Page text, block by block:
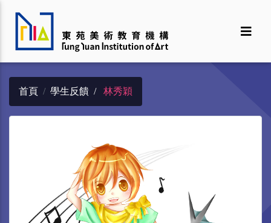
首頁 學生反饋 林秀穎